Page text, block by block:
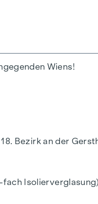
Wiens!
Bezirk an der
fach